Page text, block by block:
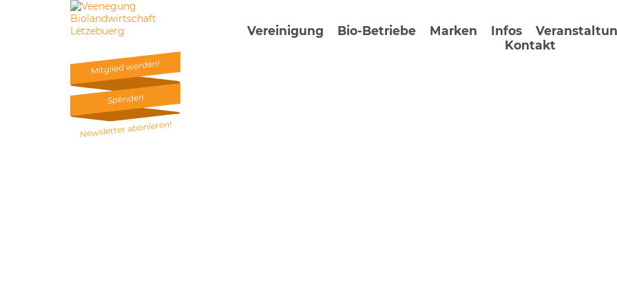
Mitglied werden!
Mitglied werden!
Spenden
Spenden
Newsletter abonieren!
Vereinigung Bio-Betriebe Marken Infos
Kontakt